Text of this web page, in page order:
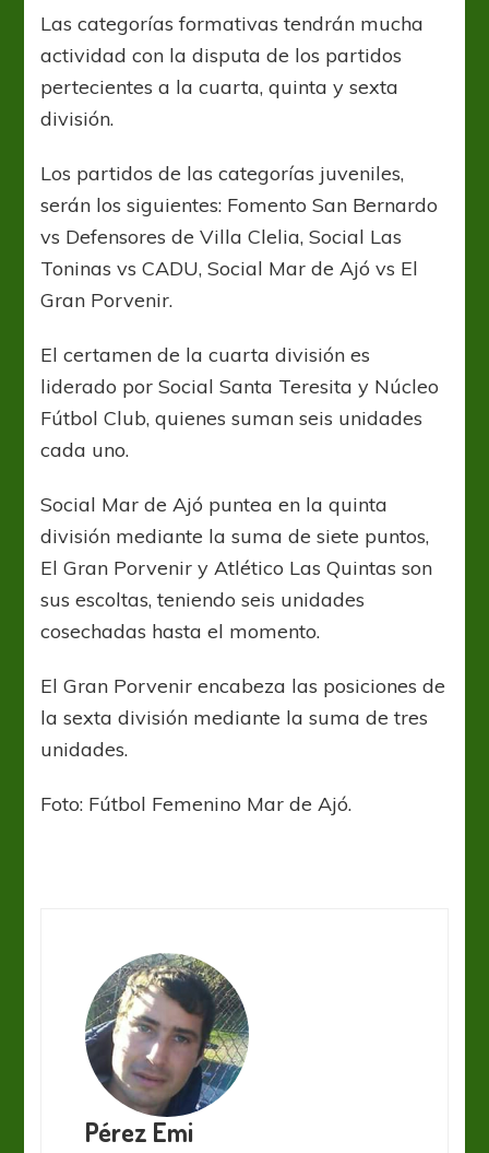
Las categorías formativas tendrán mucha
actividad con la disputa de los partidos
pertecientes a la cuarta, quinta y sexta
división.
Los partidos de las categorías juveniles,
serán los siguientes: Fomento San Bernardo
vs Defensores de Villa Clelia, Social Las
Toninas vs CADU, Social Mar de Ajó vs El
Gran Porvenir.
El certamen de la cuarta división es
liderado por Social Santa Teresita y Núcleo
Fútbol Club, quienes suman seis unidades
cada uno.
Social Mar de Ajó puntea en la quinta
división mediante la suma de siete puntos,
El Gran Porvenir y Atlético Las Quintas son
sus escoltas, teniendo seis unidades
cosechadas hasta el momento.
El Gran Porvenir encabeza las posiciones de
la sexta división mediante la suma de tres
unidades.
Foto: Fútbol Femenino Mar de Ajó.
Pérez Emi